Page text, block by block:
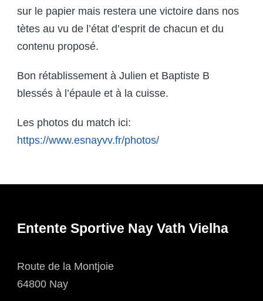
sur le papier mais restera une victoire dans nos
tètes au vu de l’état d’esprit de chacun et du
contenu proposé.
Bon rétablissement à Julien et Baptiste B
blessés à l’épaule et à la cuisse.
Les photos du match ici:
https://www.esnayvv.fr/photos/
Entente Sportive Nay Vath Vielha
Route de la Montjoie
64800 Nay